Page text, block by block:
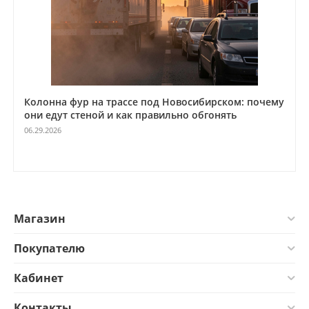
Колонна фур на трассе под Новосибирском: почему
они едут стеной и как правильно обгонять
06.29.2026
Магазин
Покупателю
Кабинет